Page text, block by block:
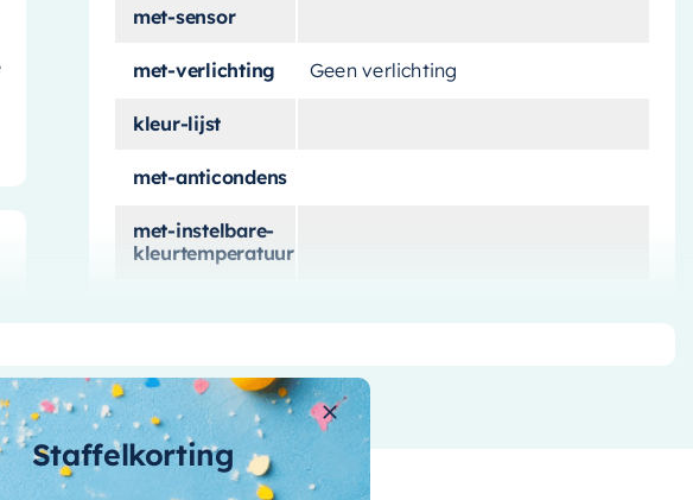
met-sensor
met-verlichting Geen verlichting
kleur-lijst
met-anticondens
met-instelbare-
kleurtemperatuur
vorm-spiegel Rond
levertijd 2 – 3 weken
Staffelkorting